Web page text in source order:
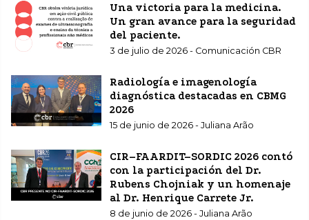
Una victoria para la medicina.
Un gran avance para la seguridad
del paciente.
3 de julio de 2026 - Comunicación CBR
Radiología e imagenología
diagnóstica destacadas en CBMG
2026
15 de junio de 2026 - Juliana Arão
CIR–FAARDIT–SORDIC 2026 contó
con la participación del Dr.
Rubens Chojniak y un homenaje
al Dr. Henrique Carrete Jr.
8 de junio de 2026 - Juliana Arão